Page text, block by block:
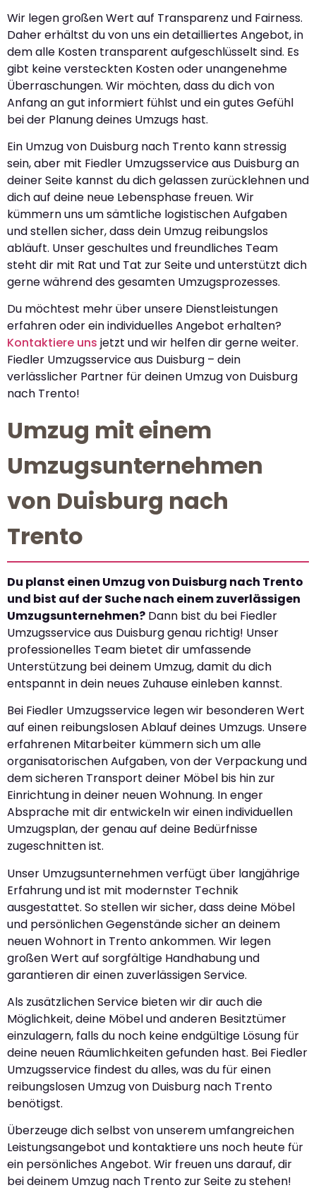
Wir legen großen Wert auf Transparenz und Fairness.
Daher erhältst du von uns ein detailliertes Angebot, in
dem alle Kosten transparent aufgeschlüsselt sind. Es
gibt keine versteckten Kosten oder unangenehme
Überraschungen. Wir möchten, dass du dich von
Anfang an gut informiert fühlst und ein gutes Gefühl
bei der Planung deines Umzugs hast.
Ein Umzug von Duisburg nach Trento kann stressig
sein, aber mit Fiedler Umzugsservice aus Duisburg an
deiner Seite kannst du dich gelassen zurücklehnen und
dich auf deine neue Lebensphase freuen. Wir
kümmern uns um sämtliche logistischen Aufgaben
und stellen sicher, dass dein Umzug reibungslos
abläuft. Unser geschultes und freundliches Team
steht dir mit Rat und Tat zur Seite und unterstützt dich
gerne während des gesamten Umzugsprozesses.
Du möchtest mehr über unsere Dienstleistungen
erfahren oder ein individuelles Angebot erhalten?
Kontaktiere uns jetzt und wir helfen dir gerne weiter.
Fiedler Umzugsservice aus Duisburg – dein
verlässlicher Partner für deinen Umzug von Duisburg
nach Trento!
Umzug mit einem
Umzugsunternehmen
von Duisburg nach
Trento
Du planst einen Umzug von Duisburg nach Trento
und bist auf der Suche nach einem zuverlässigen
Umzugsunternehmen? Dann bist du bei Fiedler
Umzugsservice aus Duisburg genau richtig! Unser
professionelles Team bietet dir umfassende
Unterstützung bei deinem Umzug, damit du dich
entspannt in dein neues Zuhause einleben kannst.
Bei Fiedler Umzugsservice legen wir besonderen Wert
auf einen reibungslosen Ablauf deines Umzugs. Unsere
erfahrenen Mitarbeiter kümmern sich um alle
organisatorischen Aufgaben, von der Verpackung und
dem sicheren Transport deiner Möbel bis hin zur
Einrichtung in deiner neuen Wohnung. In enger
Absprache mit dir entwickeln wir einen individuellen
Umzugsplan, der genau auf deine Bedürfnisse
zugeschnitten ist.
Unser Umzugsunternehmen verfügt über langjährige
Erfahrung und ist mit modernster Technik
ausgestattet. So stellen wir sicher, dass deine Möbel
und persönlichen Gegenstände sicher an deinem
neuen Wohnort in Trento ankommen. Wir legen
großen Wert auf sorgfältige Handhabung und
garantieren dir einen zuverlässigen Service.
Als zusätzlichen Service bieten wir dir auch die
Möglichkeit, deine Möbel und anderen Besitztümer
einzulagern, falls du noch keine endgültige Lösung für
deine neuen Räumlichkeiten gefunden hast. Bei Fiedler
Umzugsservice findest du alles, was du für einen
reibungslosen Umzug von Duisburg nach Trento
benötigst.
Überzeuge dich selbst von unserem umfangreichen
Leistungsangebot und kontaktiere uns noch heute für
ein persönliches Angebot. Wir freuen uns darauf, dir
bei deinem Umzug nach Trento zur Seite zu stehen!